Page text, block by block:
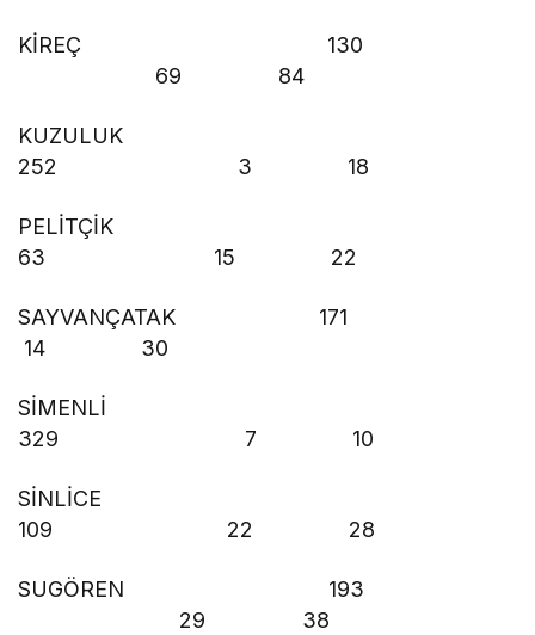
KİREÇ 130
69 84
KUZULUK
252 3 18
PELİTÇİK
63 15 22
SAYVANÇATAK 171
14 30
SİMENLİ
329 7 10
SİNLİCE
109 22 28
SUGÖREN 193
29 38